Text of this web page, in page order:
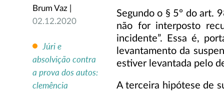
Brum Vaz |
02.12.2020
Júri e
absolvição contra
a prova dos autos:
clemência
Segundo o § 5º do art.
não for interposto
incidente”. Essa é,
levantamento da
estiver levantada pelo
A terceira hipótese de